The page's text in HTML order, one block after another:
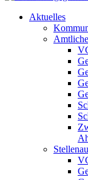
Aktuelles